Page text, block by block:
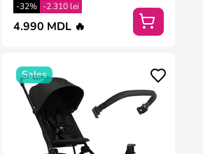
-32% -2.310 lei
4.990 MDL 🔥
Sales